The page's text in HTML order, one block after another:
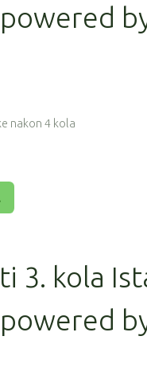
nakon 4 kola
3. kola